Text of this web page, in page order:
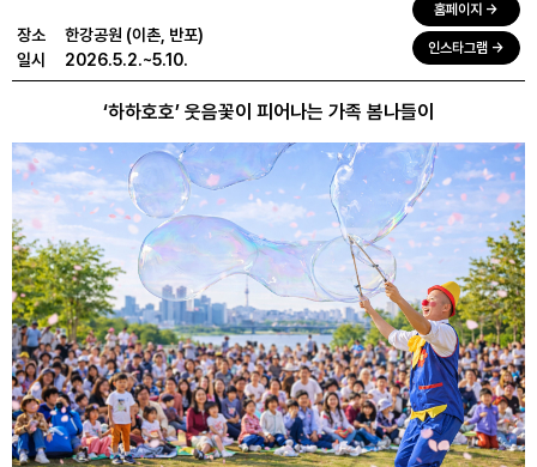
장소
한강공원 (이촌, 반포)
일시
2026.5.2.~5.10.
홈페이지 →
인스타그램 →
‘하하호호’ 웃음꽃이 피어나는 가족 봄나들이